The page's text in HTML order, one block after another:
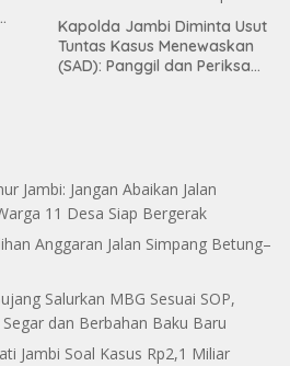
Kapolda Jambi Diminta Usut
Tuntas Kasus Menewaskan
(SAD): Panggil dan Periksa
Jambi: Jangan Abaikan Jalan
11 Desa Siap Bergerak
Anggaran Jalan Simpang Betung–
Salurkan MBG Sesuai SOP,
dan Berbahan Baku Baru
Jambi Soal Kasus Rp2,1 Miliar